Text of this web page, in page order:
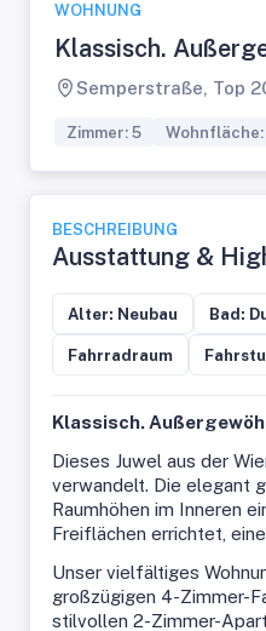
WOHNUNG
Klassisch.
Semperstraße, Top
Zimmer: 5 Wohnfläche:
BESCHREIBUNG
Ausstattung &
Alter: Neubau Bad:
Fahrradraum
Klassisch.
Dieses Juwel aus der
verwandelt. Die elegant
Raumhöhen im Inneren
Freiflächen errichtet,
Unser vielfältiges
großzügigen 4-Zimmer-
stilvollen 2-Zimmer-